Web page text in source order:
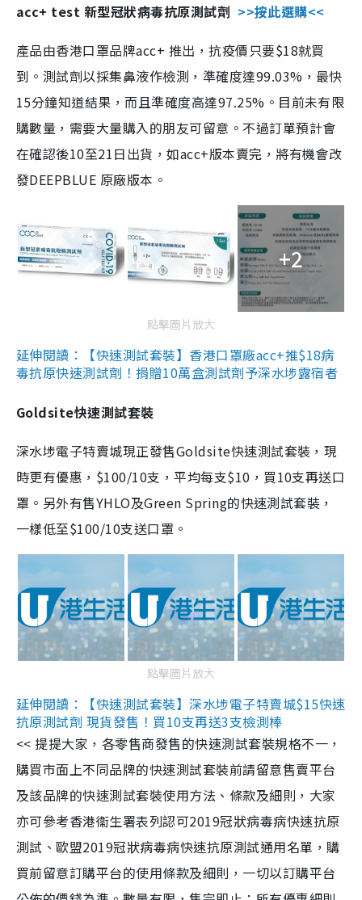
acc+ test 新型冠狀病毒抗原測試劑 >>按此選購<<
產品由香港口罩品牌acc+ 推出，抗疫價只要$18就買
到。測試劑以採集鼻液作檢測，準確度達99.03%，最快
15分鐘知道結果，而且準確度高達97.25%。目前未有限
購數量，需要大量購入的朋友可留意。不過訂單預計會
在確認後10至21日出貨，如acc+版本賣完，將有機會改
發DEEPBLUE 原廠版本。
+2
點擊圖片放大
延伸閱讀：【快速測試套裝】香港口罩廠acc+推$18病
毒抗原快速測試劑！捐贈10萬盒測試劑予深水埗露宿者
Goldsite快速測試套裝
深水埗電子特賣城現正發售Goldsite快速測試套裝，現
時更有優惠，$100/10支，平均每支$10，買10支再送口
罩。另外有售YHLO及Green Spring的快速測試套裝，
一樣低至$100/10支送口罩。
點擊圖片放大
延伸閱讀：【快速測試套裝】深水埗電子特賣城$15快速
抗原測試劑 現貨發售！買10支再送3支檢測棒
<< 提提大家，各零售商發售的快速測試套裝規格不一，
購買市面上不同品牌的快速測試套裝前請留意售賣平台
及該品牌的快速測試套裝使用方法、條款及細則，大家
亦可參考香港衞生署表列認可2019冠狀病毒病快速抗原
測試、歐盟2019冠狀病毒病快速抗原測試通用名單，購
買前留意訂購平台的使用條款及細則，一切以訂購平台